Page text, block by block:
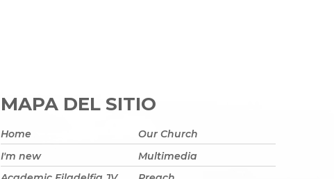
MAPA DEL SITIO
Home
Our Church
I'm new
Multimedia